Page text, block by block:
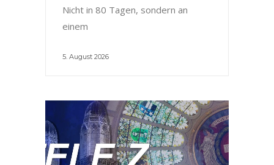
Nicht in 80 Tagen, sondern an
einem
5. August 2026